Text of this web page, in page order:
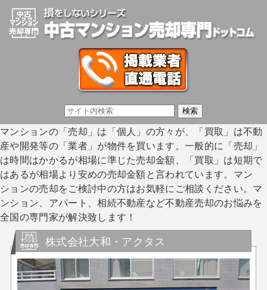
マンションの「売却」は「個人」の方々が、「買取」は不動
産や開発等の「業者」が物件を買います。一般的に「売却」
は時間はかかるが相場に準じた売却金額、「買取」は短期で
はあるが相場より安めの売却金額と言われています。マン
ションの売却をご検討中の方はお気軽にご相談ください。マ
ンション、アパート、相続不動産など不動産売却のお悩みを
全国の専門家が解決致します！
株式会社大和・アクタス